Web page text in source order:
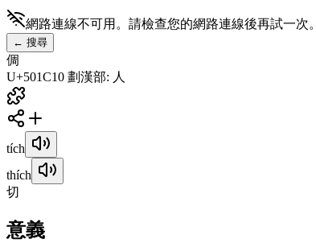
網路連線不可用。請檢查您的網路連線後再試一次。
← 搜尋
倜
U+501C10 劃漢部: 人
tích
thích
切
意義